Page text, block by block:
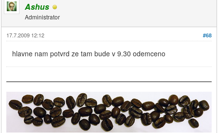
Ashus
Administrator
#68
17.7.2009 12:12
hlavne nam potvrd ze tam bude v 9.30 odemceno